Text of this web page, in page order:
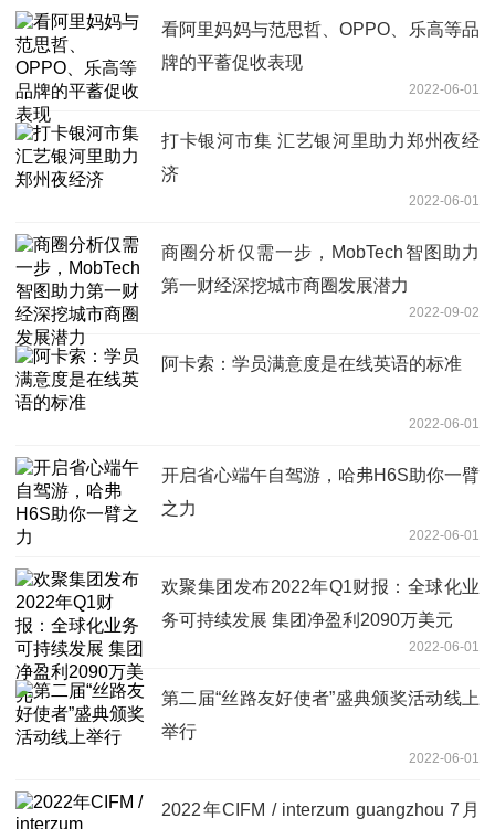
看阿里妈妈与范思哲、OPPO、乐高等品
牌的平蓄促收表现
2022-06-01
打卡银河市集 汇艺银河里助力郑州夜经
济
2022-06-01
商圈分析仅需一步，MobTech智图助力
第一财经深挖城市商圈发展潜力
2022-09-02
阿卡索：学员满意度是在线英语的标准
2022-06-01
开启省心端午自驾游，哈弗H6S助你一臂
之力
2022-06-01
欢聚集团发布2022年Q1财报：全球化业
务可持续发展 集团净盈利2090万美元
2022-06-01
第二届“丝路友好使者”盛典颁奖活动线上
举行
2022-06-01
2022年CIFM / interzum guangzhou 7月